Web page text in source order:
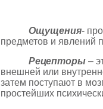
Ощущения-
предметов и явлений
Рецепторы –
внешней или
затем поступают в
простейших